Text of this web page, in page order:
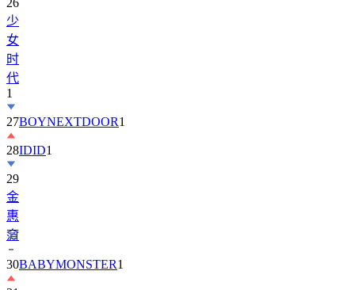
女
时
代
1
27
28IDID1
29
金
惠
奫
30
31
丁